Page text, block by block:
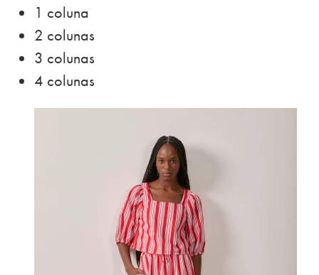
1 coluna
2 colunas
3 colunas
4 colunas